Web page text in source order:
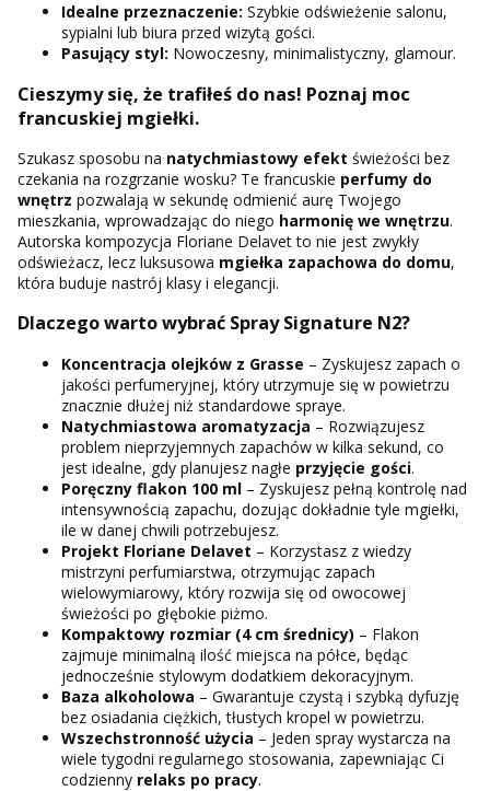
Idealne przeznaczenie: Szybkie odświeżenie salonu,
sypialni lub biura przed wizytą gości.
Pasujący styl: Nowoczesny, minimalistyczny, glamour.
Cieszymy się, że trafiłeś do nas! Poznaj moc
francuskiej mgiełki.
Szukasz sposobu na natychmiastowy efekt świeżości bez
czekania na rozgrzanie wosku? Te francuskie perfumy do
wnętrz pozwalają w sekundę odmienić aurę Twojego
mieszkania, wprowadzając do niego harmonię we wnętrzu.
Autorska kompozycja Floriane Delavet to nie jest zwykły
odświeżacz, lecz luksusowa mgiełka zapachowa do domu,
która buduje nastrój klasy i elegancji.
Dlaczego warto wybrać Spray Signature N2?
Koncentracja olejków z Grasse – Zyskujesz zapach o
jakości perfumeryjnej, który utrzymuje się w powietrzu
znacznie dłużej niż standardowe spraye.
Natychmiastowa aromatyzacja – Rozwiązujesz
problem nieprzyjemnych zapachów w kilka sekund, co
jest idealne, gdy planujesz nagłe przyjęcie gości.
Poręczny flakon 100 ml – Zyskujesz pełną kontrolę nad
intensywnością zapachu, dozując dokładnie tyle mgiełki,
ile w danej chwili potrzebujesz.
Projekt Floriane Delavet – Korzystasz z wiedzy
mistrzyni perfumiarstwa, otrzymując zapach
wielowymiarowy, który rozwija się od owocowej
świeżości po głębokie piżmo.
Kompaktowy rozmiar (4 cm średnicy) – Flakon
zajmuje minimalną ilość miejsca na półce, będąc
jednocześnie stylowym dodatkiem dekoracyjnym.
Baza alkoholowa – Gwarantuje czystą i szybką dyfuzję
bez osiadania ciężkich, tłustych kropel w powietrzu.
Wszechstronność użycia – Jeden spray wystarcza na
wiele tygodni regularnego stosowania, zapewniając Ci
codzienny relaks po pracy.